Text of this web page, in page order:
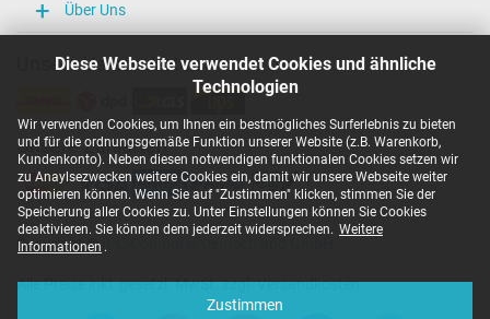
Diese Webseite verwendet Cookies und ähnliche
Technologien
Wir verwenden Cookies, um Ihnen ein bestmögliches Surferlebnis zu bieten
und für die ordnungsgemäße Funktion unserer Website (z.B. Warenkorb,
Kundenkonto). Neben diesen notwendigen funktionalen Cookies setzen wir
zu Anaylsezwecken weitere Cookies ein, damit wir unsere Webseite weiter
optimieren können. Wenn Sie auf "Zustimmen" klicken, stimmen Sie der
Speicherung aller Cookies zu. Unter Einstellungen können Sie Cookies
deaktivieren. Sie können dem jederzeit widersprechen. Weitere
Informationen .
Zustimmen
Über Uns
Unsere Versandarten
Unsere Zahlarten
Copyright ©
Alle Preise inkl. gesetzl. MwSt. zzgl. Versandkosten